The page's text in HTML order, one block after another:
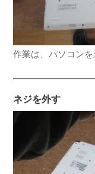
作業は、パソコンを
ネジを外す